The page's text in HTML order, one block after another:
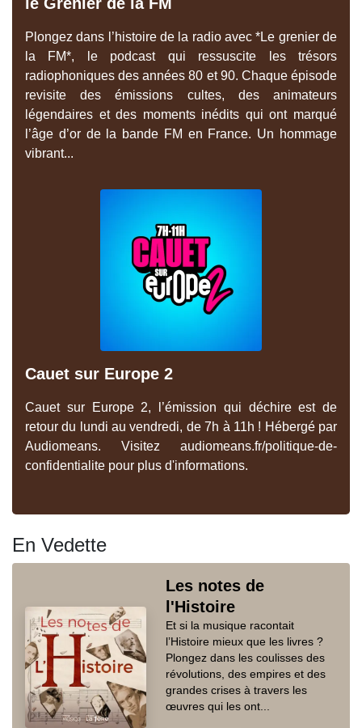
Plongez dans l’histoire de la radio avec *Le grenier de
la FM*, le podcast qui ressuscite les trésors
radiophoniques des années 80 et 90. Chaque épisode
revisite des émissions cultes, des animateurs
légendaires et des moments inédits qui ont marqué
l’âge d’or de la bande FM en France. Un hommage
vibrant...
Cauet sur Europe 2
Cauet sur Europe 2, l’émission qui déchire est de
retour du lundi au vendredi, de 7h à 11h ! Hébergé par
Audiomeans. Visitez audiomeans.fr/politique-de-
confidentialite pour plus d'informations.
En Vedette
Les notes de
l'Histoire
Et si la musique racontait
l’Histoire mieux que les livres ?
Plongez dans les coulisses des
révolutions, des empires et des
grandes crises à travers les
œuvres qui les ont...